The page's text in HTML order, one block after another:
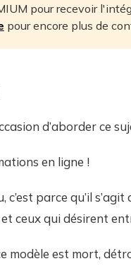
pour recevoir
pour encore plus de
d’aborder ce
en ligne !
c’est parce qu’il s’agit
ceux qui désirent
modèle est mort,